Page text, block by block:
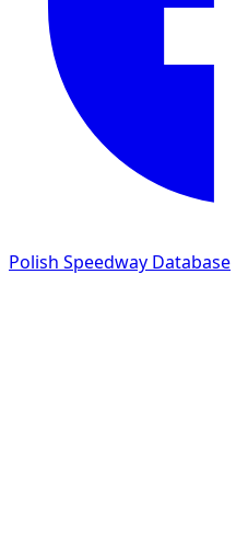
Polish Speedway Database